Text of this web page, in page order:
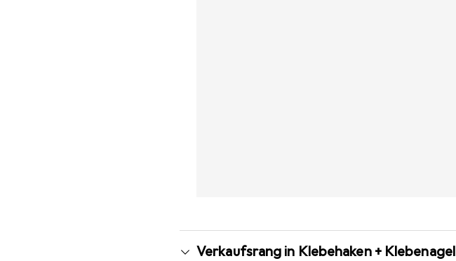
Verkaufsrang in Klebehaken + Klebenagel